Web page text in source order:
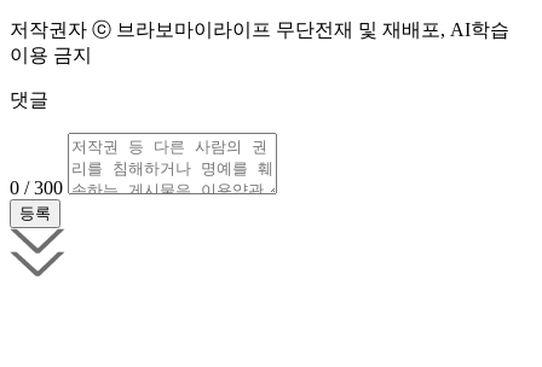
저작권자 ⓒ 브라보마이라이프 무단전재 및 재배포, AI학습
이용 금지
댓글
0 / 300